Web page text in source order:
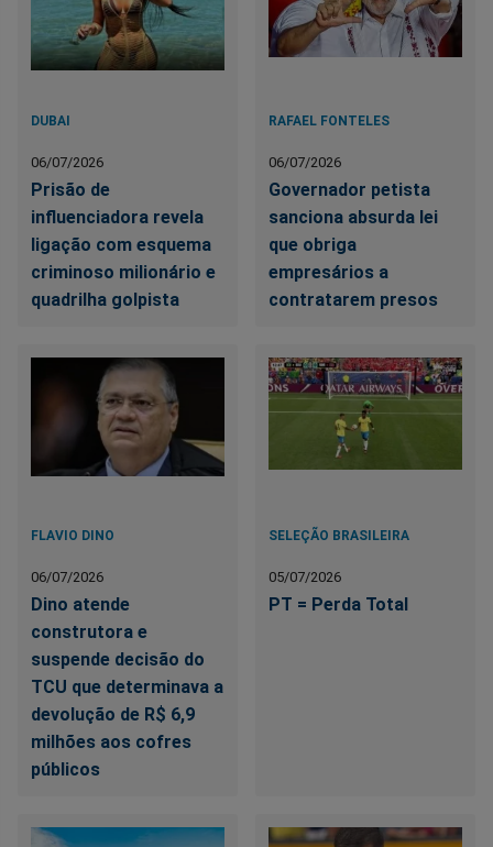
DUBAI
06/07/2026
Prisão de
influenciadora revela
ligação com esquema
criminoso milionário e
quadrilha golpista
RAFAEL FONTELES
06/07/2026
Governador petista
sanciona absurda lei
que obriga
empresários a
contratarem presos
FLAVIO DINO
06/07/2026
Dino atende
construtora e
suspende decisão do
TCU que determinava a
devolução de R$ 6,9
milhões aos cofres
públicos
SELEÇÃO BRASILEIRA
05/07/2026
PT = Perda Total